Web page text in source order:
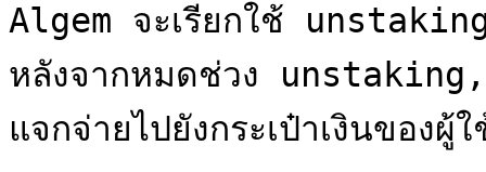
Algem จะเรียกใช้
หลังจากหมดช่วง unstaking,
แจกจ่ายไปยังกระเป๋าเงินของผู้